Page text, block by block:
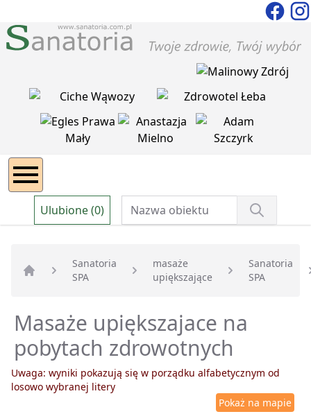
Ulubione (0)
Strona główna
Sanatoria
SPA
masaże
upiększające
Sanatoria
SPA
Masaże upiększajace na
pobytach zdrowotnych
Uwaga: wyniki pokazują się w porządku alfabetycznym od
losowo wybranej litery
Pokaż na mapie